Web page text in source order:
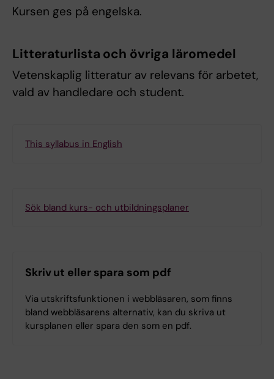
Kursen ges på engelska.
Litteraturlista och övriga läromedel
Vetenskaplig litteratur av relevans för arbetet,
vald av handledare och student.
This syllabus in English
Sök bland kurs- och utbildningsplaner
Skriv ut eller spara som pdf
Via utskriftsfunktionen i webbläsaren, som finns
bland webbläsarens alternativ, kan du skriva ut
kursplanen eller spara den som en pdf.